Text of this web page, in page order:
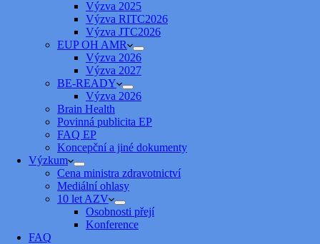
Výzva 2025
Výzva RITC2026
Výzva JTC2026
EUP OH AMR
Výzva 2026
Výzva 2027
BE-READY
Výzva 2026
Brain Health
Povinná publicita EP
FAQ EP
Koncepční a jiné dokumenty
Výzkum
Cena ministra zdravotnictví
Mediální ohlasy
10 let AZV
Osobnosti přejí
Konference
FAQ